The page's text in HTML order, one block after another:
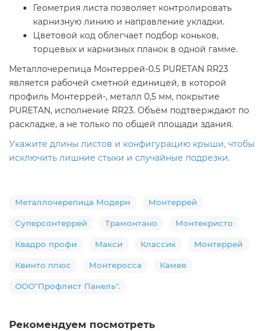
Геометрия листа позволяет контролировать
карнизную линию и направление укладки.
Цветовой код облегчает подбор коньков,
торцевых и карнизных планок в одной гамме.
Металлочерепица Монтеррей-0.5 PURETAN RR23
является рабочей сметной единицей, в которой
профиль Монтеррей-, металл 0,5 мм, покрытие
PURETAN, исполнение RR23. Объём подтверждают по
раскладке, а не только по общей площади здания.
Укажите длины листов и конфигурацию крыши, чтобы
исключить лишние стыки и случайные подрезки.
Металлочерепица Модерн Монтеррей
Суперсонтеррей Трамонтано Монтекристо
Квадро профи Макси Классик Монтеррей
Квинто плюс Монтеросса Камея
ООО"Профлист Панель".
Рекомендуем посмотреть